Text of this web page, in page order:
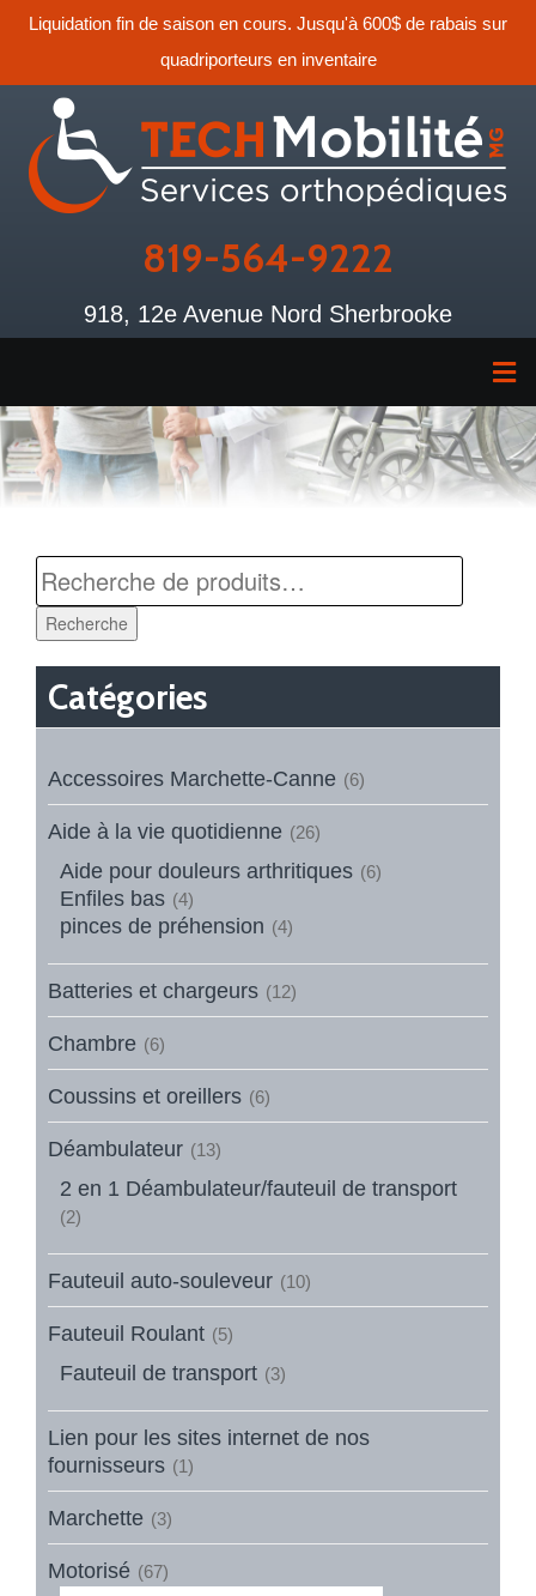
Liquidation fin de saison en cours. Jusqu'à 600$ de rabais sur
quadriporteurs en inventaire
819-564-9222
918, 12e Avenue Nord Sherbrooke
Recherche
Catégories
Accessoires Marchette-Canne (6)
Aide à la vie quotidienne (26)
Aide pour douleurs arthritiques (6)
Enfiles bas (4)
pinces de préhension (4)
Batteries et chargeurs (12)
Chambre (6)
Coussins et oreillers (6)
Déambulateur (13)
2 en 1 Déambulateur/fauteuil de transport
(2)
Fauteuil auto-souleveur (10)
Fauteuil Roulant (5)
Fauteuil de transport (3)
Lien pour les sites internet de nos
fournisseurs (1)
Marchette (3)
Motorisé (67)